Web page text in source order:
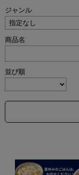
ジャンル
商品名
並び順